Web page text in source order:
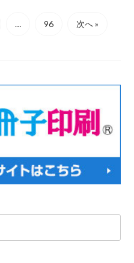
… 96 次へ »